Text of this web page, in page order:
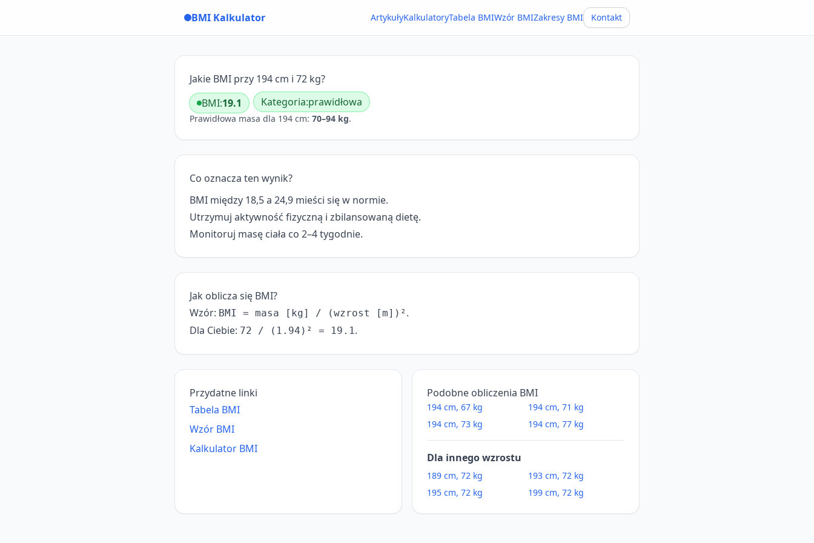
BMI Kalkulator ArtykułyKalkulatoryTabela BMIWzór BMIZakresy BMI Kontakt
Jakie BMI przy 194 cm i 72 kg?
BMI:19.1 Kategoria:prawidłowa
Prawidłowa masa dla 194 cm: 70–94 kg.
Co oznacza ten wynik?
BMI między 18,5 a 24,9 mieści się w normie.
Utrzymuj aktywność fizyczną i zbilansowaną dietę.
Monitoruj masę ciała co 2–4 tygodnie.
Jak oblicza się BMI?
Wzór: BMI = masa [kg] / (wzrost [m])² .
Dla Ciebie: 72 / (1.94)² = 19.1.
Przydatne linki
Tabela BMI
Wzór BMI
Kalkulator BMI
Podobne obliczenia BMI
194 cm, 67 kg
194 cm, 71 kg
194 cm, 73 kg
194 cm, 77 kg
Dla innego wzrostu
189 cm, 72 kg
193 cm, 72 kg
195 cm, 72 kg
199 cm, 72 kg